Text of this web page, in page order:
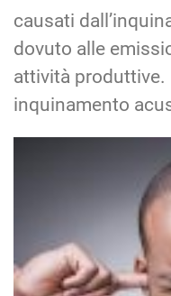
causati
dovuto alle
attività produttive.
inquinamento